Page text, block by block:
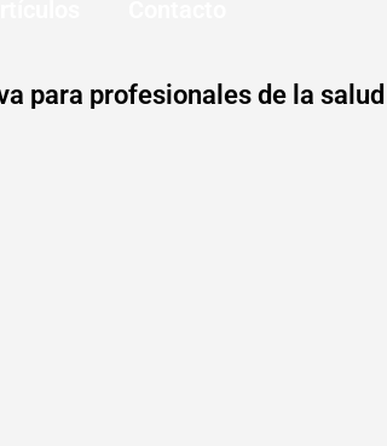
para profesionales de la salud